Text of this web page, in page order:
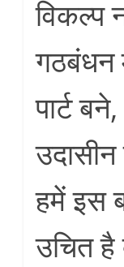
विकल्प
गठबंधन
पार्ट
हमें इस
उचित